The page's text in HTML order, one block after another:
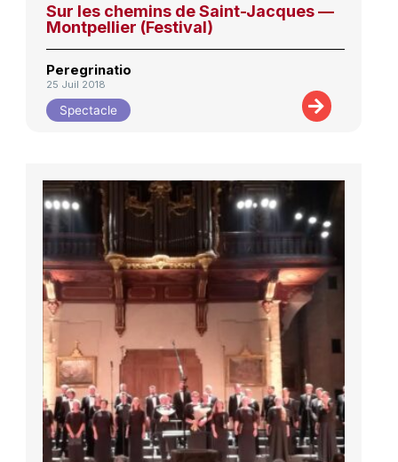
Sur les chemins de Saint-Jacques —
Montpellier (Festival)
Peregrinatio
25 Juil 2018
Spectacle